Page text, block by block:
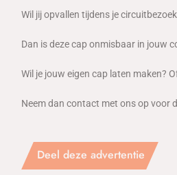
Wil jij opvallen tijdens je
Dan is deze cap onmisbaar in jouw
Wil je jouw eigen cap laten maken?
Neem dan contact met ons op voor
Deel deze advertentie